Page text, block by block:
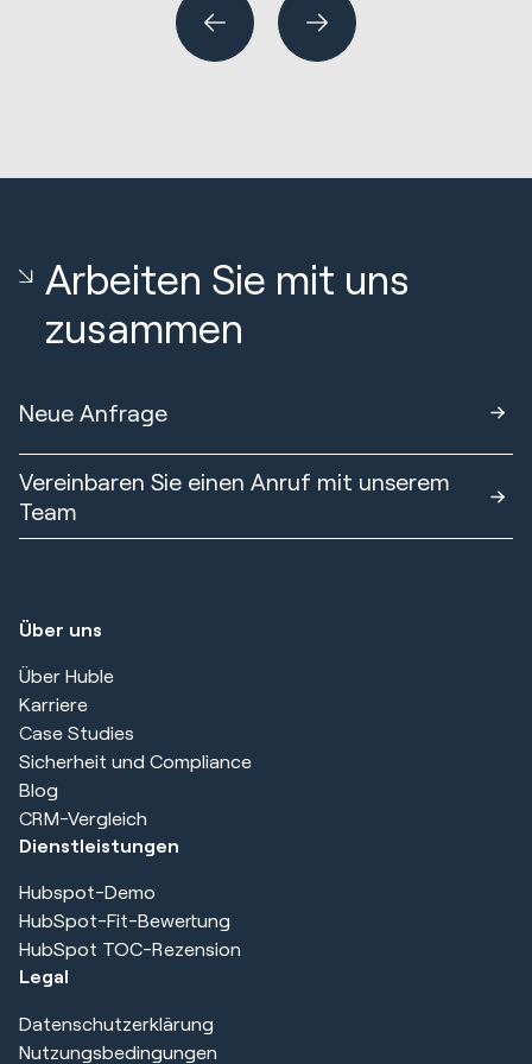
Arbeiten Sie mit uns
zusammen
Neue Anfrage
Vereinbaren Sie einen Anruf mit unserem
Team
Über uns
Über Huble
Karriere
Case Studies
Sicherheit und Compliance
Blog
CRM-Vergleich
Dienstleistungen
Hubspot-Demo
HubSpot-Fit-Bewertung
HubSpot TOC-Rezension
Legal
Datenschutzerklärung
Nutzungsbedingungen